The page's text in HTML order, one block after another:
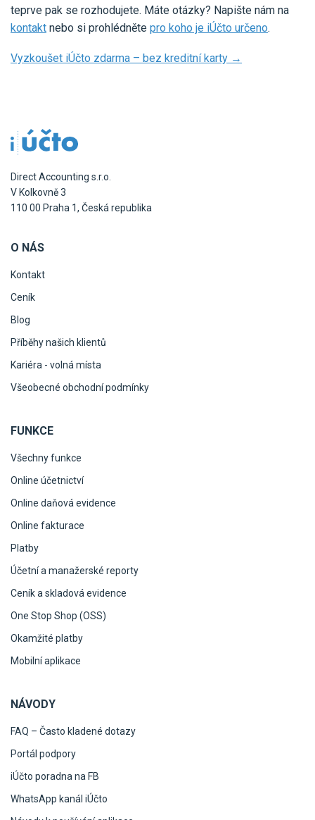
teprve pak se rozhodujete. Máte otázky? Napište nám na
kontakt nebo si prohlédněte pro koho je iÚčto určeno.
Vyzkoušet iÚčto zdarma – bez kreditní karty →
Direct Accounting s.r.o.
V Kolkovně 3
110 00 Praha 1, Česká republika
O NÁS
Kontakt
Ceník
Blog
Příběhy našich klientů
Kariéra - volná místa
Všeobecné obchodní podmínky
FUNKCE
Všechny funkce
Online účetnictví
Online daňová evidence
Online fakturace
Platby
Účetní a manažerské reporty
Ceník a skladová evidence
One Stop Shop (OSS)
Okamžité platby
Mobilní aplikace
NÁVODY
FAQ – Často kladené dotazy
Portál podpory
iÚčto poradna na FB
WhatsApp kanál iÚčto